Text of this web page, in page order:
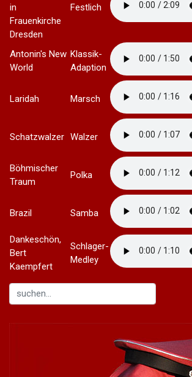
in
Frauenkirche
Dresden
Festlich
Antonin's New
World
Klassik-
Adaption
Laridah Marsch
Schatzwalzer Walzer
Böhmischer
Traum
Polka
Brazil Samba
Dankeschön,
Bert
Kaempfert
Schlager-
Medley